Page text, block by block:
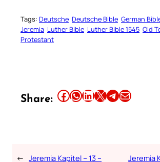
Tags: Deutsche Deutsche Bible German
Jeremia Luther Bible Luther Bible 1545 Old
Protestant
Share: Share this article on Facebook Share this article on WhatsApp Share this article on LinkedIn Share this article on X Share this article on TelegramEmail this Article
← Jeremia Kapitel – 13 –
Jeremia